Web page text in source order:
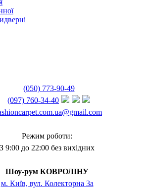
(050) 773-90-49
(097) 760-34-40
Режим роботи:
З 9:00 до 22:00 без вихідних
Шоу-рум КОВРОЛІНУ
м. Київ, вул. Колекторна 3а